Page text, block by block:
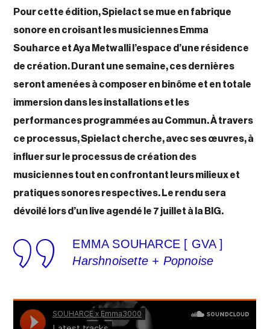
Pour cette édition, Spielact se mue en fabrique
sonore en croisant les musiciennes Emma
Souharce et Aya Metwalli l’espace d’une résidence
de création. Durant une semaine, ces dernières
seront amenées à composer en binôme et en totale
immersion dans les installations et les
performances programmées au Commun. Àtravers
ce processus, Spielact cherche, avec ses œuvres, à
influer sur le processus de création des
musiciennes tout en confrontant leurs milieux et
pratiques sonores respectives. Le rendu sera
dévoilé lors d’un live agendé le 7 juillet à la BIG.
EMMA SOUHARCE [ GVA ]
Harshnoisette + Popnoise